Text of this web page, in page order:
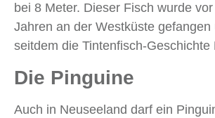
bei 8 Meter. Dieser Fisch wurde
Jahren an der Westküste gefangen
seitdem die Tintenfisch-Geschichte
Die Pinguine
Auch in Neuseeland darf ein